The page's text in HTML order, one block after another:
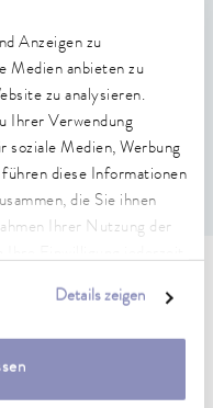
Anzeigen zu
Medien anbieten zu
zu analysieren.
Ihrer Verwendung
soziale Medien, Werbung
diese Informationen
die Sie ihnen
Ihrer Nutzung der
Details zeigen
Innendurchmesser von
in der
(nach